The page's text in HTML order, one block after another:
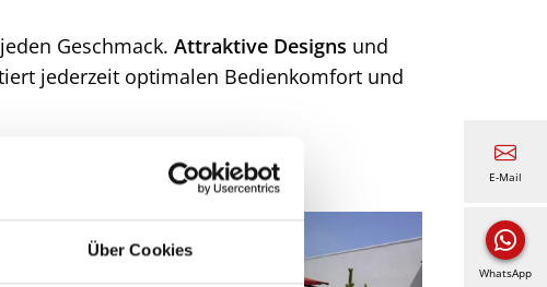
Über Cookies
Geschmack. Attraktive Designs und
jederzeit optimalen Bedienkomfort und
E-Mail
WhatsApp